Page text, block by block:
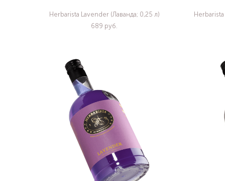
Herbarista Lavender (Лаванда; 0,25 л)
689 pуб.